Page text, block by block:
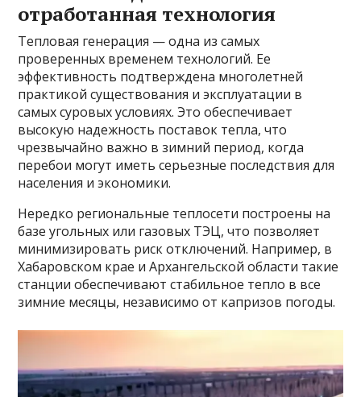
отработанная технология
Тепловая генерация — одна из самых
проверенных временем технологий. Ее
эффективность подтверждена многолетней
практикой существования и эксплуатации в
самых суровых условиях. Это обеспечивает
высокую надежность поставок тепла, что
чрезвычайно важно в зимний период, когда
перебои могут иметь серьезные последствия для
населения и экономики.
Нередко региональные теплосети построены на
базе угольных или газовых ТЭЦ, что позволяет
минимизировать риск отключений. Например, в
Хабаровском крае и Архангельской области такие
станции обеспечивают стабильное тепло в все
зимние месяцы, независимо от капризов погоды.